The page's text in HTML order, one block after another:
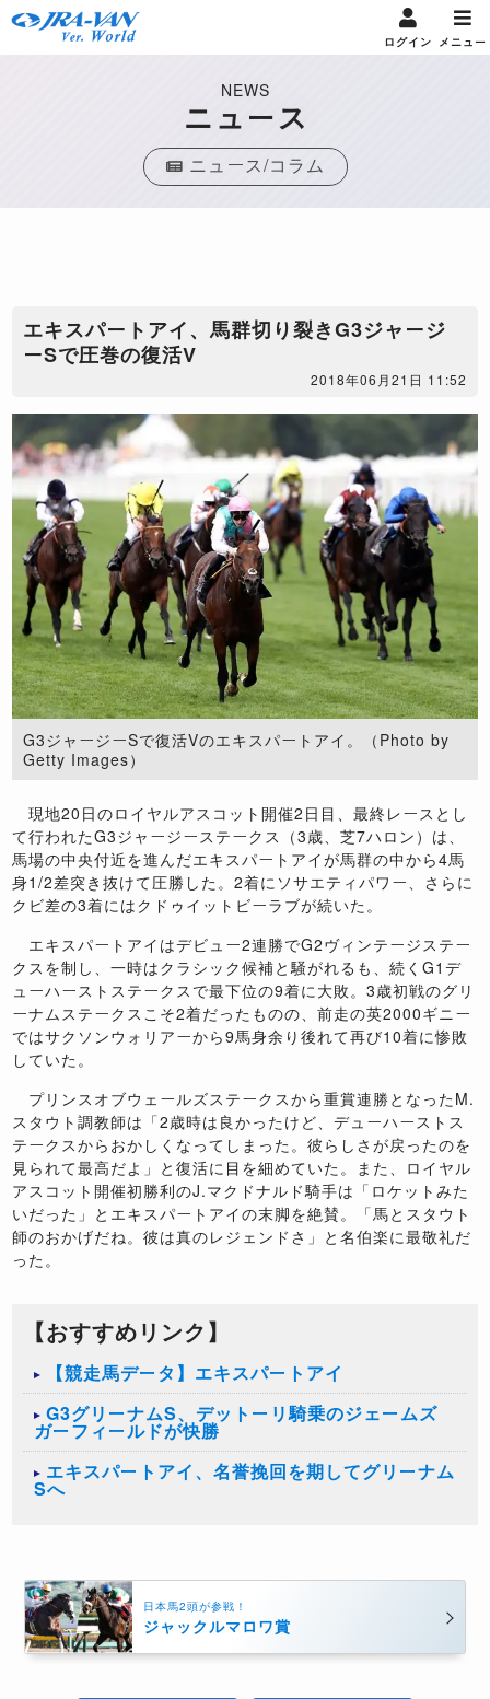
ログイン メニュー
NEWS
ニュース
ニュース/コラム
エキスパートアイ、馬群切り裂きG3ジャージ
ーSで圧巻の復活V
2018年06月21日 11:52
G3ジャージーSで復活Vのエキスパートアイ。（Photo by
Getty Images）
現地20日のロイヤルアスコット開催2日目、最終レースとし
て行われたG3ジャージーステークス（3歳、芝7ハロン）は、
馬場の中央付近を進んだエキスパートアイが馬群の中から4馬
身1/2差突き抜けて圧勝した。2着にソサエティパワー、さらに
クビ差の3着にはクドゥイットビーラブが続いた。
エキスパートアイはデビュー2連勝でG2ヴィンテージステー
クスを制し、一時はクラシック候補と騒がれるも、続くG1デ
ューハーストステークスで最下位の9着に大敗。3歳初戦のグリ
ーナムステークスこそ2着だったものの、前走の英2000ギニー
ではサクソンウォリアーから9馬身余り後れて再び10着に惨敗
していた。
プリンスオブウェールズステークスから重賞連勝となったM.
スタウト調教師は「2歳時は良かったけど、デューハーストス
テークスからおかしくなってしまった。彼らしさが戻ったのを
見られて最高だよ」と復活に目を細めていた。また、ロイヤル
アスコット開催初勝利のJ.マクドナルド騎手は「ロケットみた
いだった」とエキスパートアイの末脚を絶賛。「馬とスタウト
師のおかげだね。彼は真のレジェンドさ」と名伯楽に最敬礼だ
った。
【おすすめリンク】
【競走馬データ】エキスパートアイ
G3グリーナムS、デットーリ騎乗のジェームズ
ガーフィールドが快勝
エキスパートアイ、名誉挽回を期してグリーナム
Sへ
日本馬2頭が参戦！
ジャックルマロワ賞